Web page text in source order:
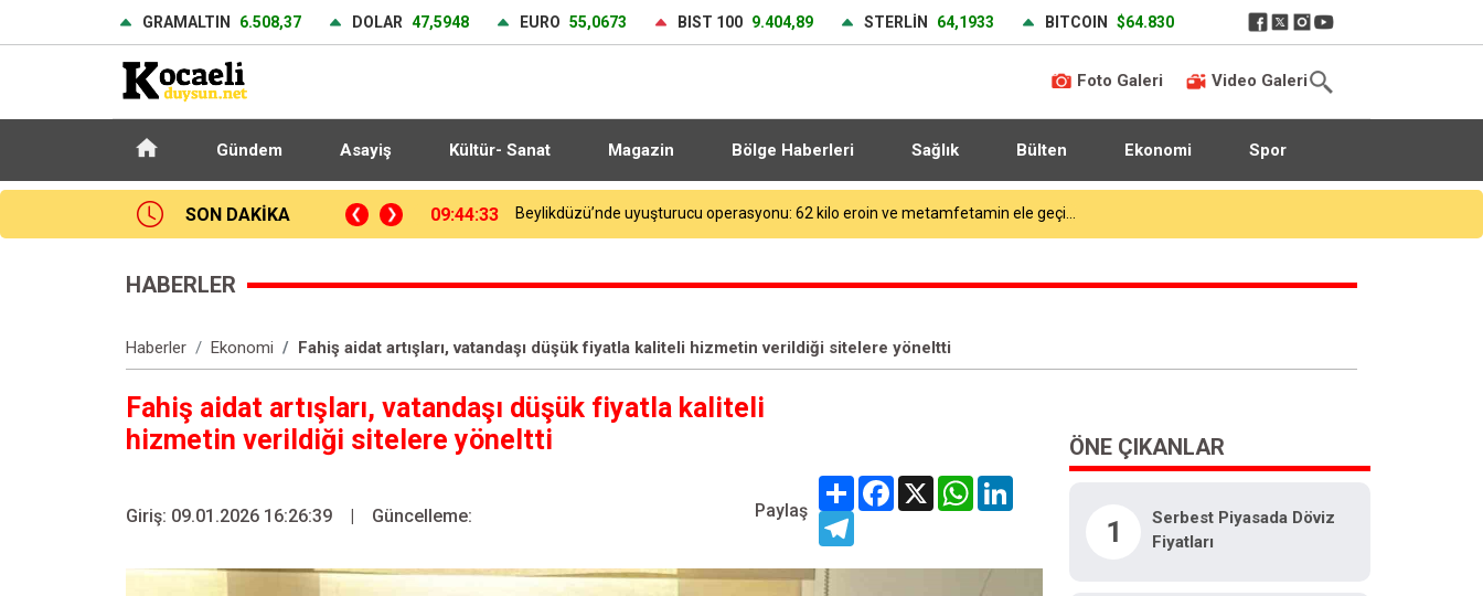
GRAMALTIN 6.508,37 DOLAR 47,5948 EURO 55,0673 BIST 100 9.404,89 STERLİN 64,1933 BITCOIN $64.830
Foto Galeri Video Galeri
Gündem Asayiş Kültür- Sanat Magazin Bölge Haberleri Sağlık Bülten Ekonomi Spor
SON DAKİKA 09:20:27 Bahçelievler’de inşaatın temelinde tarihi bulgular çıktı
HABERLER
Haberler Ekonomi Fahiş aidat artışları, vatandaşı düşük fiyatla kaliteli hizmetin verildiği sitelere yöneltti
Fahiş aidat artışları, vatandaşı düşük fiyatla kaliteli
hizmetin verildiği sitelere yöneltti
Giriş: 09.01.2026 16:26:39 | Güncelleme: Paylaş
ShareFacebook
X WhatsAppLinkedIn
Telegram
ÖNE ÇIKANLAR
1
Serbest Piyasada Döviz
Fiyatları